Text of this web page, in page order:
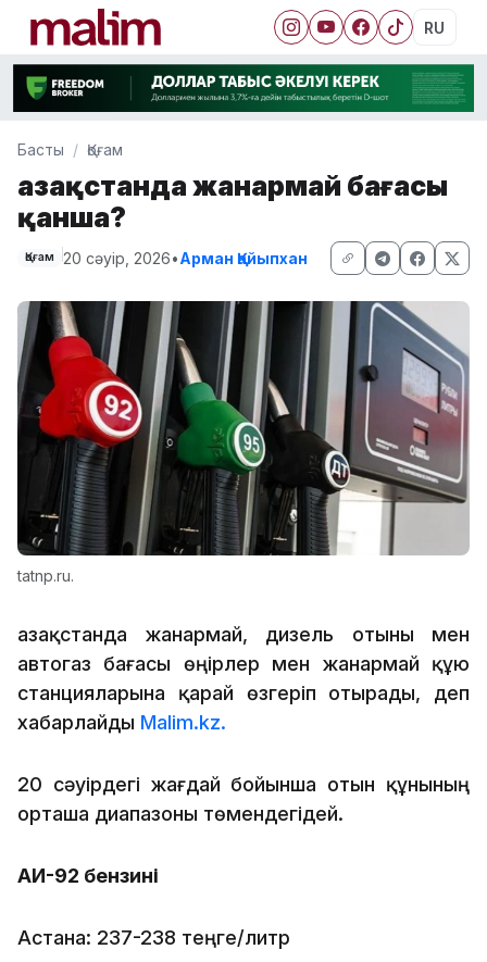
RU
Басты Қоғам
Қазақстанда жанармай бағасы
қанша?
Қоғам 20 сәуір, 2026•Арман Қайыпхан
tatnp.ru.
Қазақстанда жанармай, дизель отыны мен
автогаз бағасы өңірлер мен жанармай құю
станцияларына қарай өзгеріп отырады, деп
хабарлайды Malim.kz.
20 сәуірдегі жағдай бойынша отын құнының
орташа диапазоны төмендегідей.
АИ-92 бензині
Астана: 237-238 теңге/литр